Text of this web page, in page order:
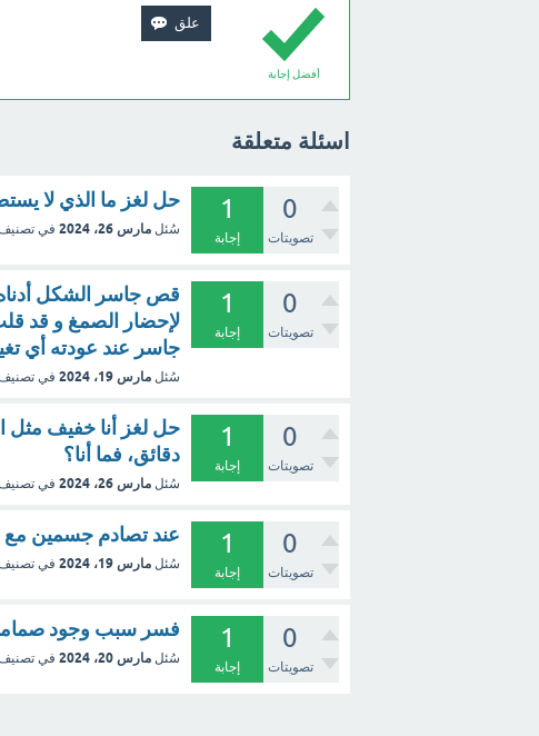
أفضل إجابة
اسئلة متعلقة
0
تصويتات
1
إجابة
حل لغز ما الذي لا
سُئل مارس 26، 2024 في
0
تصويتات
1
إجابة
قص جاسر الشكل
لإحضار الصمغ و قد
جاسر عند عودته أي
سُئل مارس 19، 2024 في
0
تصويتات
1
إجابة
حل لغز أنا خفيف
دقائق، فما أنا؟
سُئل مارس 26، 2024 في
0
تصويتات
1
إجابة
عند تصادم جسمين مع
سُئل مارس 19، 2024 في
0
تصويتات
1
إجابة
فسر سبب وجود
سُئل مارس 20، 2024 في